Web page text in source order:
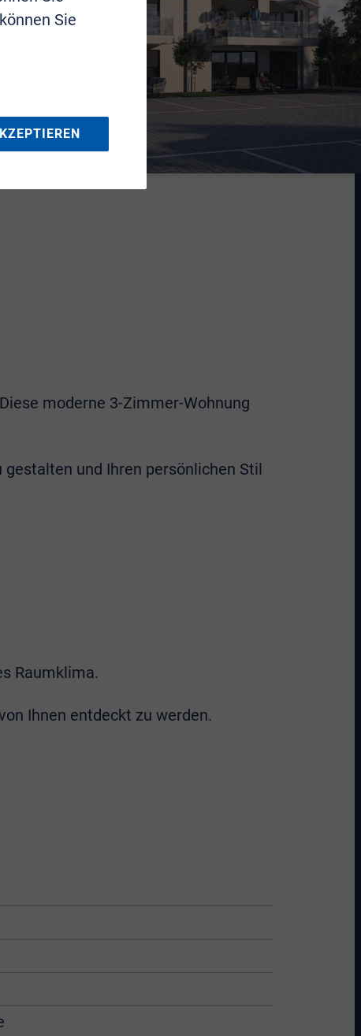
moderne 3-Zimmer-Wohnung
und Ihren persönlichen Stil
Raumklima.
Ihnen entdeckt zu werden.
Sie